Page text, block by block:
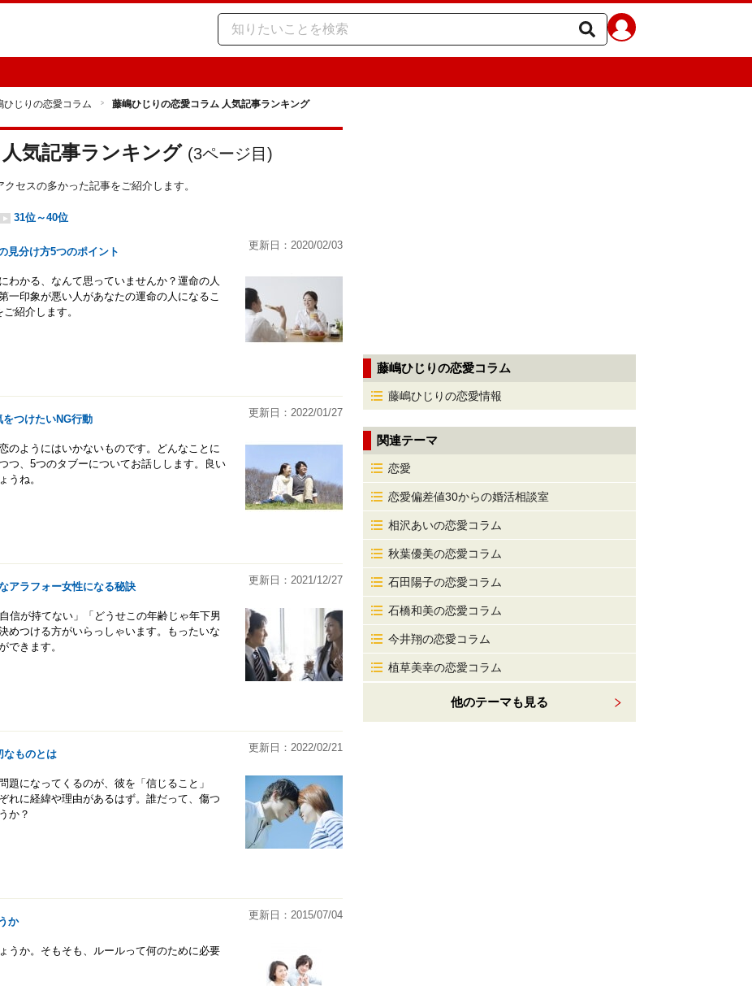
ひじりの恋愛コラム 藤嶋ひじりの恋愛コラム 人気記事ランキング
気記事ランキング (3ページ目)
セスの多かった記事をご紹介します。
31位～40位
見分け方5つのポイント
更新日：2020/02/03
わかる、なんて思っていませんか？運命の人
一印象が悪い人があなたの運命の人になるこ
紹介します。
つけたいNG行動
更新日：2022/01/27
のようにはいかないものです。どんなことに
つ、5つのタブーについてお話しします。良い
うね。
アラフォー女性になる秘訣
更新日：2021/12/27
信が持てない」「どうせこの年齢じゃ年下男
めつける方がいらっしゃいます。もったいな
できます。
なものとは
更新日：2022/02/21
になってくるのが、彼を「信じること」
れに経緯や理由があるはず。誰だって、傷つ
か？
か
更新日：2015/07/04
うか。そもそも、ルールって何のために必要
藤嶋ひじりの恋愛コラム
藤嶋ひじりの恋愛情報
関連テーマ
恋愛
恋愛偏差値30からの婚活相談室
相沢あいの恋愛コラム
秋葉優美の恋愛コラム
石田陽子の恋愛コラム
石橋和美の恋愛コラム
今井翔の恋愛コラム
植草美幸の恋愛コラム
他のテーマも見る